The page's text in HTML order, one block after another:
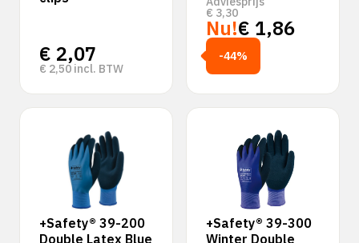
€ 2,07
€ 2,50 incl. BTW
€ 3,30
Nu!€ 1,86
-44%
+Safety® 39-200
Double Latex Blue
+Safety® 39-300
Winter Double